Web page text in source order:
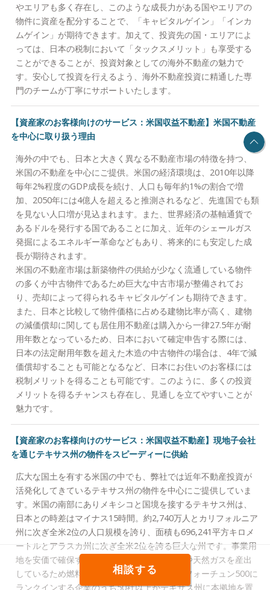
やエリアも多く存在し、このような成長力がある国やエリアの
物件に資産を配分することで、「キャピタルゲイン」「インカ
ムゲイン」が期待できます。加えて、投資先の国・エリアによ
っては、日本の税制において「タックスメリット」も享受する
ことができることが、投資対象としての海外不動産の魅力で
す。安心して投資を行えるよう、海外不動産投資に精通した専
門のチームが丁寧にサポートいたします。
【資産家のお客様向けのサービス：米国収益不動産】米国不動産
を中心に取り扱う理由
海外の中でも、日本と大きく異なる不動産市場の特徴を持つ、
米国の不動産を中心にご提供。米国の経済環境は、2010年以降
毎年2%程度のGDP成長を続け、人口も毎年約1%の割合で増
加、2050年には4億人を超えると推測されるなど、先進国でも類
を見ない人口増が見込まれます。また、世界経済の基軸通貨で
あるドルを発行する国であることに加え、近年のシェールガス
発掘によるエネルギー革命などもあり、将来的にも安定した成
長が期待されます。
米国の不動産市場は新築物件の供給が少なく流通している物件
の多くが中古物件であるため巨大な中古市場が整備されてお
り、売却によって得られるキャピタルゲインも期待できます。
また、日本と比較して物件価格に占める建物比率が高く、建物
の減価償却に関しても居住用不動産は購入から一律27.5年が耐
用年数となっているため、日本において確定申告する際には、
日本の法定耐用年数を超えた木造の中古物件の場合は、4年で減
価償却することも可能となるなど、日本にお住いのお客様には
税制メリットを得ることも可能です。このように、多くの投資
メリットを得るチャンスも存在し、見通しを立てやすいことが
魅力です。
【資産家のお客様向けのサービス：米国収益不動産】現地子会社
を通じテキサス州の物件をスピーディーに供給
広大な国土を有する米国の中でも、弊社では近年不動産投資が
活発化してきているテキサス州の物件を中心にご提供していま
す。米国の南部にありメキシコと国境を接するテキサス州は、
日本との時差はマイナス15時間。約2,740万人とカリフォルニア
州に次ぎ全米2位の人口規模を誇り、面積も696,241平方キロメ
ートルとアラスカ州に次ぎ全米2位を誇る巨大な州です。事業用
地を安価で確保することができること、石油や天然ガスを産出
しているため燃料代が安価であることから、フォーチュン500に
ランクインする企業のうち50社以上がテキサス州に本拠地を置
相談する